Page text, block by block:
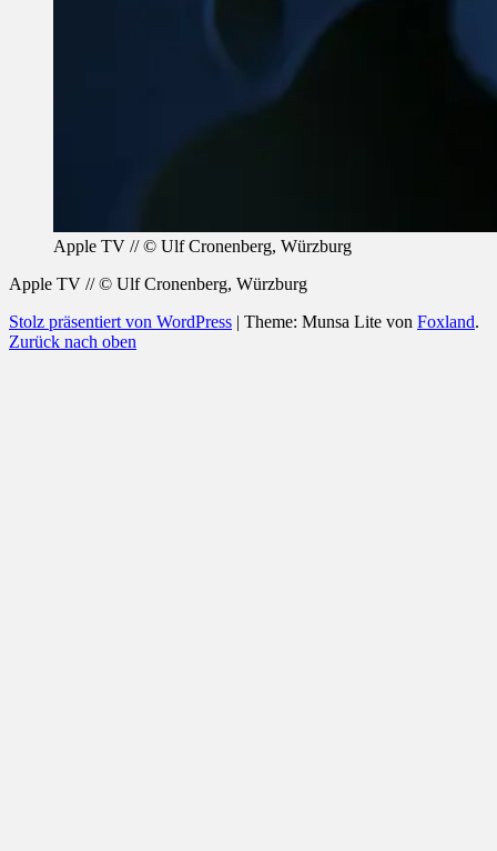
Apple TV // © Ulf Cronenberg, Würzburg
Apple TV // © Ulf Cronenberg, Würzburg
Stolz präsentiert von WordPress | Theme: Munsa Lite von Foxland.
Zurück nach oben